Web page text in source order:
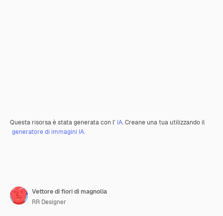
Questa risorsa è stata generata con l' IA. Creane una tua utilizzando il
generatore di immagini IA.
Vettore di fiori di magnolia
RR Designer